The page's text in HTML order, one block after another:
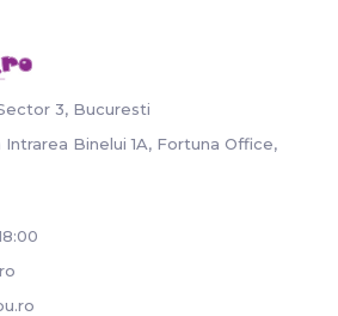
3, Bucuresti
Binelui 1A, Fortuna Office,